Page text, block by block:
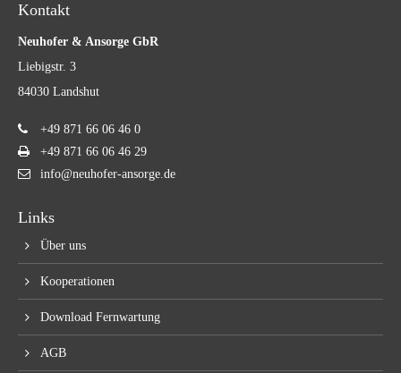
Kontakt
Neuhofer & Ansorge GbR
Liebigstr. 3
84030 Landshut
+49 871 66 06 46 0
+49 871 66 06 46 29
info@neuhofer-ansorge.de
Links
Über uns
Kooperationen
Download Fernwartung
AGB